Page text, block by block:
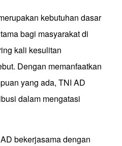
kebutuhan dasar
bagi masyarakat di
kali kesulitan
Dengan memanfaatkan
yang ada, TNI AD
dalam mengatasi
bekerjasama dengan